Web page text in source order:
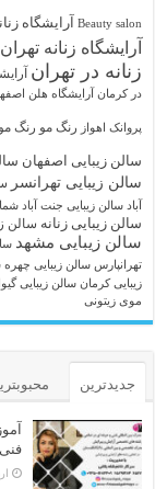
Beauty salon آرايشگاه
آرایشگاه زنانه تهران
زنانه در تهران
در کرمان آرایشگاه هلن
پروانک اهواز رنگ مو رنگ
سالن زیبایی اصفهان
سالن زیبایی تهرانسر
آباد سالن زیبایی جنت آباد
سالن زیبایی زنانه سالن
سالن زیبایی مشهد
تهرانپارس سالن زیبایی چهره
زیبایی کرمان سالن زیبایی گیوا
موی زیتونی
جدیدترین